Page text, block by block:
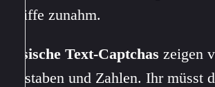
Angriffe zunahm.
Klassische Text-Captchas zeigen
Buchstaben und Zahlen. Ihr